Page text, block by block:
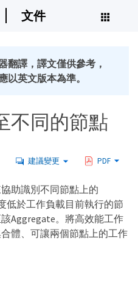
文件
翻譯，譯文僅供參考，
以英文版本為準。
不同的節點
建議變更 PDF
助識別不同節點上的
低於工作負載目前執行的節
Aggregate。將高效能工作
體、可讓兩個節點上的工作